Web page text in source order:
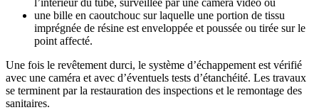
une bille en caoutchouc sur laquelle une portion de tissu
imprégnée de résine est enveloppée et poussée ou tirée sur le
point affecté.
Une fois le revêtement durci, le système d’échappement est vérifié
avec une caméra et avec d’éventuels tests d’étanchéité. Les travaux
se terminent par la restauration des inspections et le remontage des
sanitaires.